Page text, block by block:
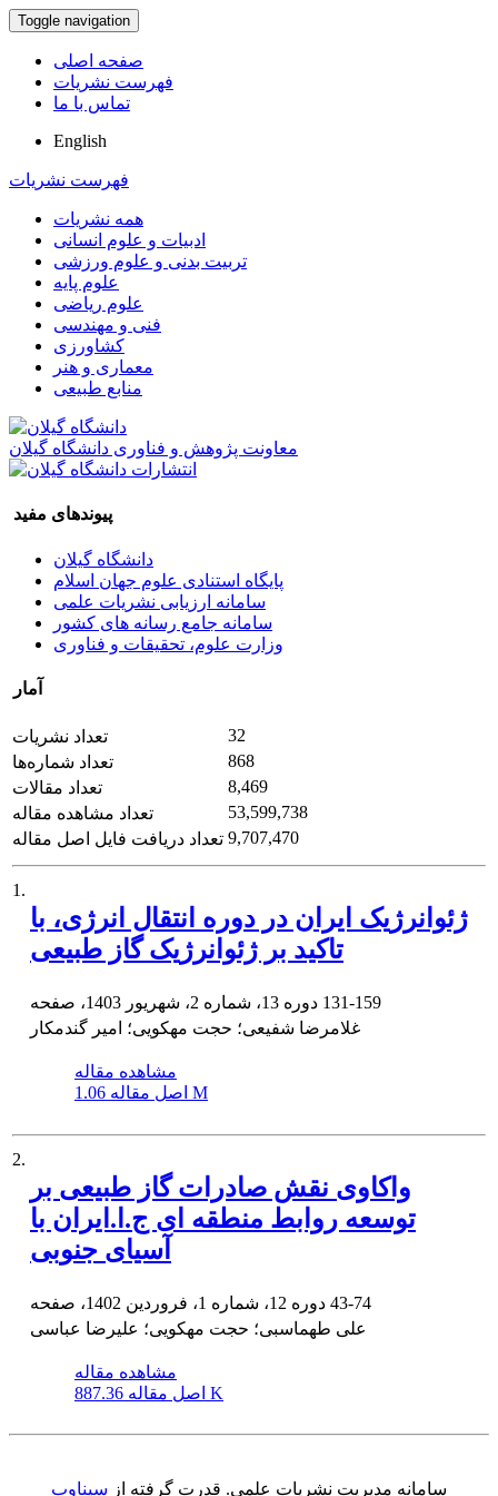
Toggle navigation
صفحه اصلی
فهرست نشریات
تماس با ما
English
فهرست نشریات
همه نشریات
ادبیات و علوم انسانی
تربیت بدنی و علوم ورزشی
علوم پایه
علوم ریاضی
فنی و مهندسی
کشاورزی
معماری و هنر
منابع طبیعی
معاونت پژوهش و فناوری دانشگاه گیلان
پیوندهای مفید
دانشگاه گیلان
پایگاه استنادی علوم جهان اسلام
سامانه ارزیابی نشریات علمی
سامانه جامع رسانه های کشور
وزارت علوم، تحقیقات و فناوری
آمار
تعداد نشریات
32
تعداد شماره‌ها
868
تعداد مقالات
8,469
تعداد مشاهده مقاله
53,599,738
تعداد دریافت فایل اصل مقاله 9,707,470
1.
ژئوانرژیک ایران در دوره انتقال انرژی، با
تاکید بر ژئوانرژیک گاز طبیعی
131-159
غلامرضا شفیعی؛ حجت مهکویی؛ امیر گندمکار
مشاهده مقاله
اصل مقاله 1.06 M
2.
واکاوی نقش صادرات گاز طبیعی بر
توسعه روابط منطقه ای ج.ا.ایران با
آسیای جنوبی
43-74
علی طهماسبی؛ حجت مهکویی؛ علیرضا عباسی
مشاهده مقاله
اصل مقاله 887.36 K
سامانه مدیریت نشریات علمی. قدرت گرفته از سیناوب